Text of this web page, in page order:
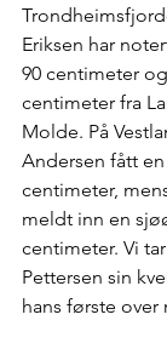
Eriksen har
90 centimeter
centimeter fra
Molde. På
Andersen fått
centimeter,
meldt inn en
centimeter. Vi
Pettersen sin
hans første over